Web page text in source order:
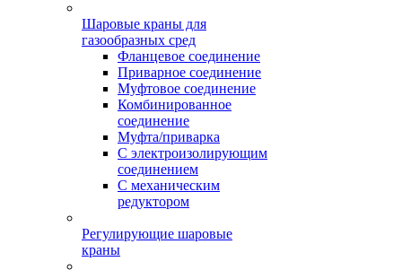
Шаровые краны для
газообразных сред
Фланцевое соединение
Приварное соединение
Муфтовое соединение
Комбинированное
соединение
Муфта/приварка
С электроизолирующим
соединением
С механическим
редуктором
Регулирующие шаровые
краны